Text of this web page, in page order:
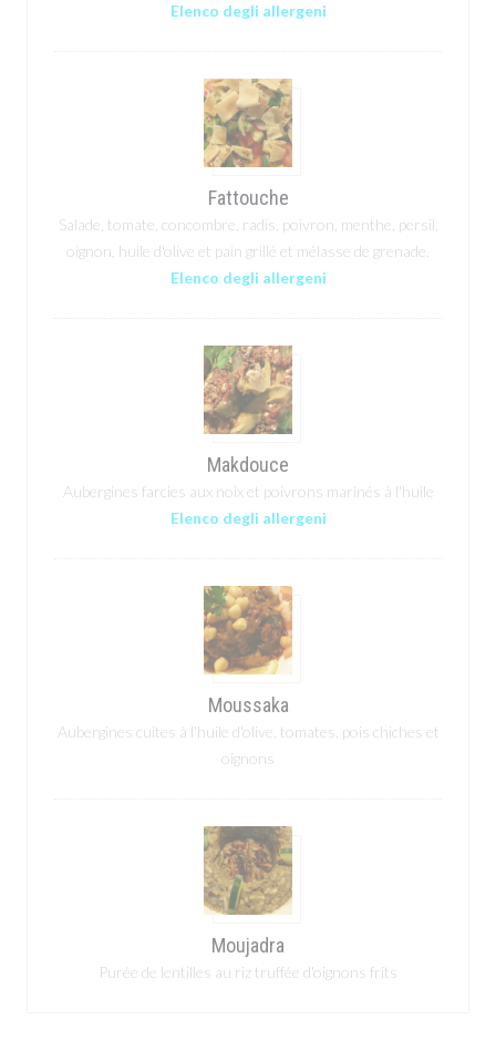
Elenco degli allergeni
Fattouche
Salade, tomate, concombre, radis, poivron, menthe, persil,
oignon, huile d'olive et pain grillé et mélasse de grenade.
Elenco degli allergeni
Makdouce
Aubergines farcies aux noix et poivrons marinés à l'huile
Elenco degli allergeni
Moussaka
Aubergines cuites à l'huile d'olive, tomates, pois chiches et
oignons
Moujadra
Purée de lentilles au riz truffée d'oignons frits